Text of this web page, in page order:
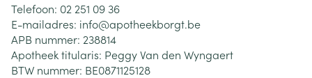
Telefoon: 02 251 09 36
E-mailadres: info@apotheekborgt.be
APB nummer: 238814
Apotheek titularis: Peggy Van den Wyngaert
BTW nummer: BE0871125128